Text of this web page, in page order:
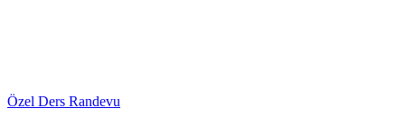
Özel Ders Randevu